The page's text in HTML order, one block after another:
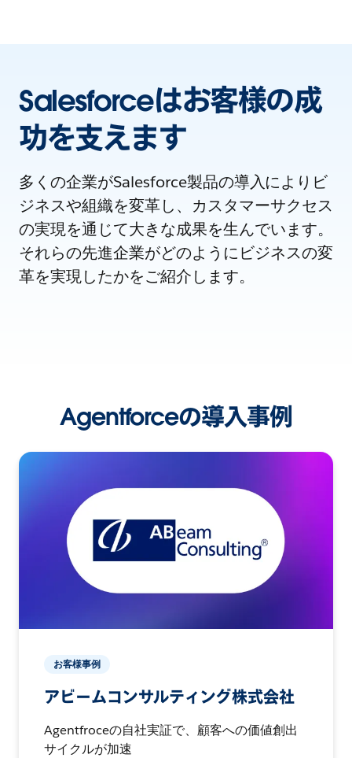
Salesforceはお客様の成
功を支えます
多くの企業がSalesforce製品の導入によりビ
ジネスや組織を変革し、カスタマーサクセス
の実現を通じて大きな成果を生んでいます。
それらの先進企業がどのようにビジネスの変
革を実現したかをご紹介します。
Agentforceの導入事例
お客様事例
アビームコンサルティング株式会社
Agentfroceの自社実証で、顧客への価値創出
サイクルが加速